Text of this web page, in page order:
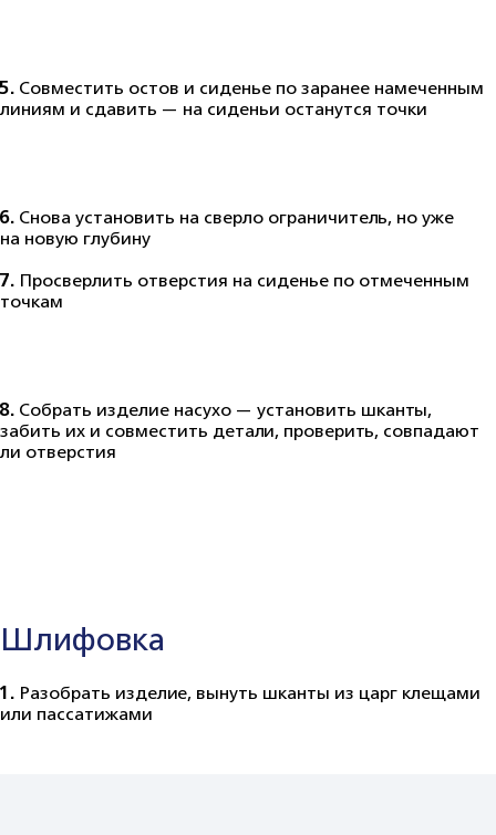
5.Совместить остов и сиденье по заранее намеченным
линиям и сдавить — на сиденьи останутся точки
6.Снова установить на сверло ограничитель, но уже
на новую глубину
7. Просверлить отверстия на сиденье по отмеченным
точкам
8.Собрать изделие насухо — установить шканты,
забить их и совместить детали, проверить, совпадают
ли отверстия
Шлифовка
1. Разобрать изделие, вынуть шканты из царг клещами
или пассатижами